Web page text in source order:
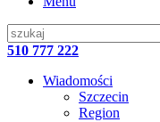
510 777 222
Wiadomości
Szczecin
Region